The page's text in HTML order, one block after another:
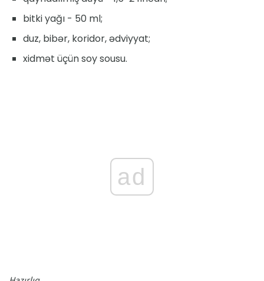
bitki yağı - 50 ml;
duz, bibər, koridor, ədviyyat;
xidmət üçün soy sousu.
ad